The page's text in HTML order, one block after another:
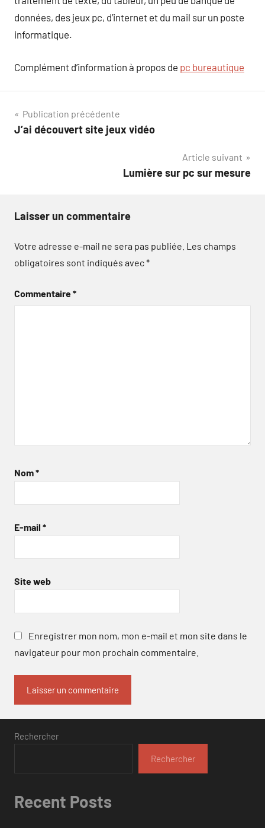
données, des jeux pc, d’internet et du mail sur un poste
informatique.
Complément d’information à propos de pc bureautique
Navigation
de
Publication précédente
J’ai découvert site jeux vidéo
Article suivant
Lumière sur pc sur mesure
Laisser un commentaire
Votre adresse e-mail ne sera pas publiée. Les champs
obligatoires sont indiqués avec*
Commentaire*
Nom*
E-mail *
Site web
Enregistrer mon nom, mon e-mail et mon site dans le
navigateur pour mon prochain commentaire.
Rechercher
Rechercher
Recent Posts